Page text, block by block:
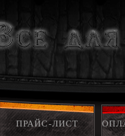
ПРАЙС-ЛИСТ